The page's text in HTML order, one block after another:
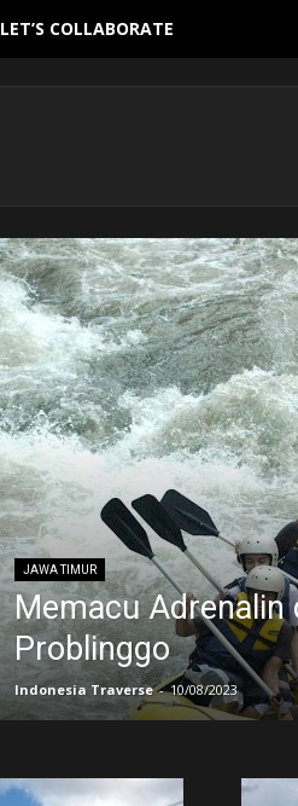
LET’S COLLABORATE
JAWA TIMUR
Memacu Adrenalin
Problinggo
Indonesia Traverse - 10/08/2023